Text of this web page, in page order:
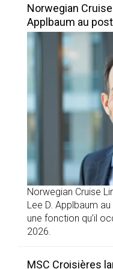
Norwegian
Applbaum au
Norwegian Cruise
Lee D. Applbaum
une fonction qu’il
2026.
MSC Croisières